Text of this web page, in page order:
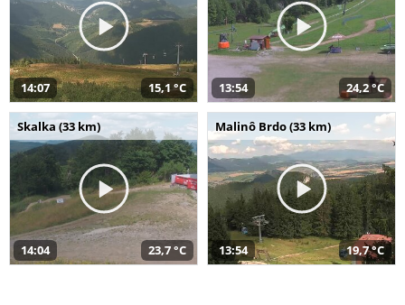
14:07 15,1 °C 13:54 24,2 °C
Skalka (33 km)
14:04 23,7 °C
Malinô Brdo (33 km)
13:54 19,7 °C